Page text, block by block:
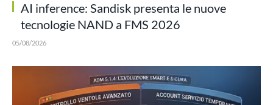
AI inference: Sandisk presenta le nuove
tecnologie NAND a FMS 2026
05/08/2026